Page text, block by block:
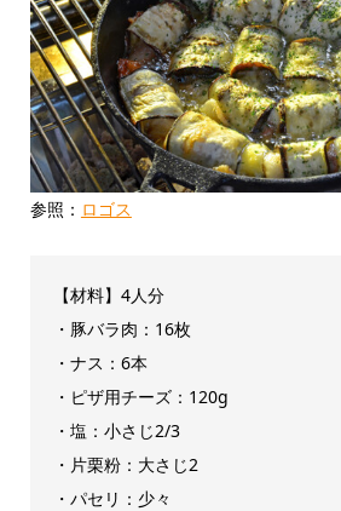
参照： ロゴス
【材料】4人分
・豚バラ肉：16枚
・ナス：6本
・ピザ用チーズ：120g
・塩：小さじ2/3
・片栗粉：大さじ2
・パセリ：少々